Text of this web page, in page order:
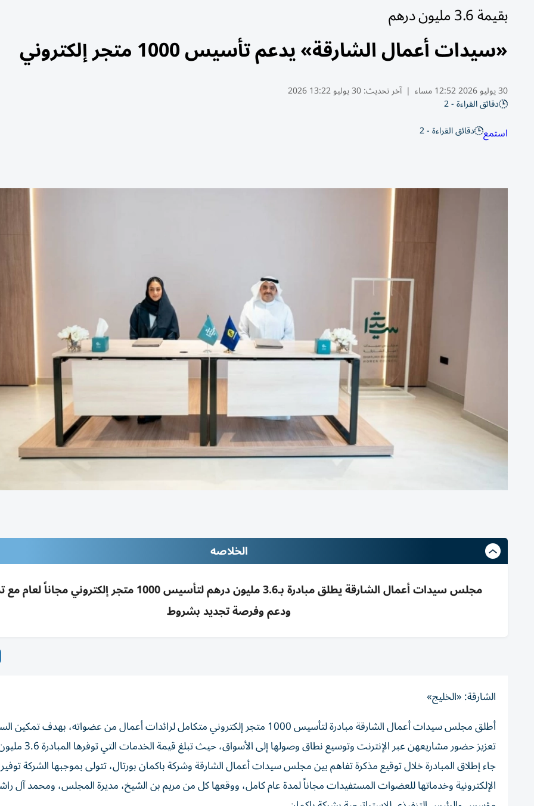
بقيمة 3.6 مليون درهم
«سيدات أعمال الشارقة» يدعم تأسيس 1000 متجر إلكتروني
30 يوليو 2026 12:52 مساء | آخر تحديث:30 يوليو 13:22 2026
دقائق القراءة - 2
استمع دقائق القراءة - 2
الخلاصه
مجلس سيدات أعمال الشارقة يطلق مبادرة بـ3.6 مليون درهم لتأسيس 1000 متجر إلكتروني
ودعم وفرصة تجديد بشروط
الشارقة: «الخليج»
أطلق مجلس سيدات أعمال الشارقة مبادرة لتأسيس 1000 متجر إلكتروني متكامل لرائدات أعمال من عضواته، بهدف
تعزيز حضور مشاريعهن عبر الإنترنت وتوسيع نطاق وصولها إلى الأسواق، حيث تبلغ قيمة الخدمات التي توفرها المبادرة 3.6 مليون درهم.
جاء إطلاق المبادرة خلال توقيع مذكرة تفاهم بين مجلس سيدات أعمال الشارقة وشركة باكمان بورتال، تتولى بموجبها الشركة توفير
الإلكترونية وخدماتها للعضوات المستفيدات مجاناً لمدة عام كامل، ووقعها كل من مريم بن الشيخ، مديرة المجلس، ومحمد آل